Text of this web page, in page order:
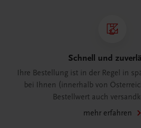
Schnell und
Ihre Bestellung ist in der Regel in
bei Ihnen (innerhalb von
Bestellwert auch
mehr erfahren